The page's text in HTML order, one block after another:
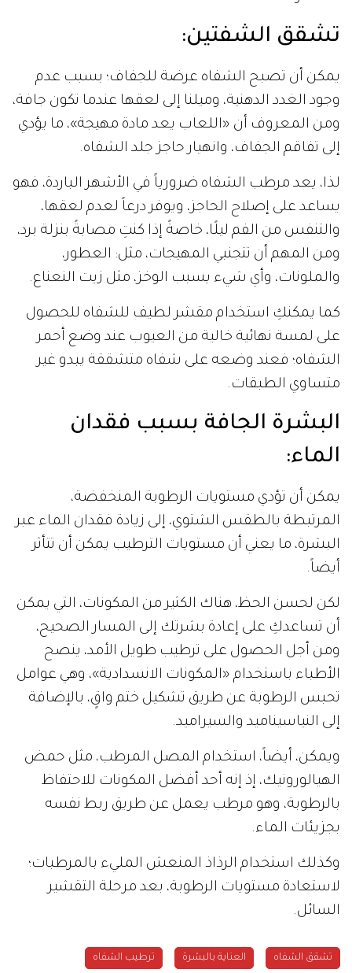
تشقق الشفتين:
يمكن أن تصبح الشفاه عرضة للجفاف؛ بسبب عدم
وجود الغدد الدهنية، وميلنا إلى لعقها عندما تكون جافة،
ومن المعروف أن «اللعاب يعد مادة مهيجة»، ما يؤدي
إلى تفاقم الجفاف، وانهيار حاجز جلد الشفاه.
لذا، يعد مرطب الشفاه ضرورياً في الأشهر الباردة، فهو
يساعد على إصلاح الحاجز، ويوفر درعاً لعدم لعقها،
والتنفس من الفم ليلًا، خاصةً إذا كنتِ مصابةً بنزلة برد،
ومن المهم أن تتجنبي المهيجات، مثل: العطور،
والملونات، وأي شيء يسبب الوخز، مثل زيت النعناع.
كما يمكنكِ استخدام مقشر لطيف للشفاه للحصول
على لمسة نهائية خالية من العيوب عند وضع أحمر
الشفاه؛ فعند وضعه على شفاه متشققة يبدو غير
متساوي الطبقات.
البشرة الجافة بسبب فقدان
الماء:
يمكن أن تؤدي مستويات الرطوبة المنخفضة،
المرتبطة بالطقس الشتوي، إلى زيادة فقدان الماء عبر
البشرة، ما يعني أن مستويات الترطيب يمكن أن تتأثر
أيضاً.
لكن لحسن الحظ، هناك الكثير من المكونات، التي يمكن
أن تساعدكِ على إعادة بشرتك إلى المسار الصحيح،
ومن أجل الحصول على ترطيب طويل الأمد، ينصح
الأطباء باستخدام «المكونات الانسدادية»، وهي عوامل
تحبس الرطوبة عن طريق تشكيل ختم واقٍ، بالإضافة
إلى النياسيناميد والسيراميد.
ويمكن، أيضاً، استخدام المصل المرطب، مثل حمض
الهيالورونيك، إذ إنه أحد أفضل المكونات للاحتفاظ
بالرطوبة، وهو مرطب يعمل عن طريق ربط نفسه
بجزيئات الماء.
وكذلك استخدام الرذاذ المنعش المليء بالمرطبات؛
لاستعادة مستويات الرطوبة، بعد مرحلة التقشير
السائل.
تشقق الشفاه العناية بالبشرة ترطيب الشفاه